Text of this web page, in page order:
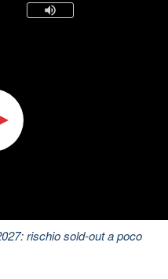
rischio sold-out a poco